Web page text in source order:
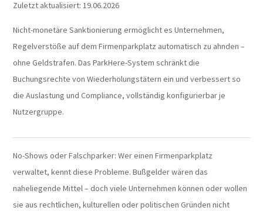
Zuletzt aktualisiert: 19.06.2026
Nicht-monetäre Sanktionierung ermöglicht es Unternehmen,
Regelverstöße auf dem Firmenparkplatz automatisch zu ahnden –
ohne Geldstrafen. Das ParkHere-System schränkt die
Buchungsrechte von Wiederholungstätern ein und verbessert so
die Auslastung und Compliance, vollständig konfigurierbar je
Nutzergruppe.
No-Shows oder Falschparker: Wer einen Firmenparkplatz
verwaltet, kennt diese Probleme. Bußgelder wären das
naheliegende Mittel – doch viele Unternehmen können oder wollen
sie aus rechtlichen, kulturellen oder politischen Gründen nicht